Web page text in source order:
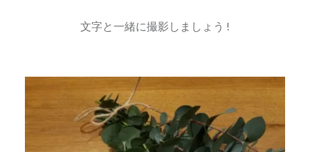
文字と一緒に撮影しましょう !